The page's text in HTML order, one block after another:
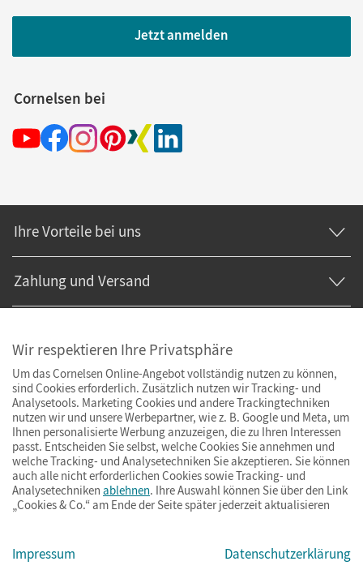
Jetzt anmelden
Cornelsen bei
Ihre Vorteile bei uns
Zahlung und Versand
© Cornelsen Verlag 2026
ImpressumAGBDatenschutzBarrierefreiheitCookies & Co.
Wir respektieren Ihre Privatsphäre
Um das Cornelsen Online-Angebot vollständig nutzen zu können,
sind Cookies erforderlich. Zusätzlich nutzen wir Tracking- und
Analysetools. Marketing Cookies und andere Trackingtechniken
nutzen wir und unsere Werbepartner, wie z. B. Google und Meta, um
Ihnen personalisierte Werbung anzuzeigen, die zu Ihren Interessen
passt. Entscheiden Sie selbst, welche Cookies Sie annehmen und
welche Tracking- und Analysetechniken Sie akzeptieren. Sie können
auch alle nicht erforderlichen Cookies sowie Tracking- und
Analysetechniken ablehnen. Ihre Auswahl können Sie über den Link
„Cookies & Co.“ am Ende der Seite später jederzeit aktualisieren
Impressum Datenschutzerklärung